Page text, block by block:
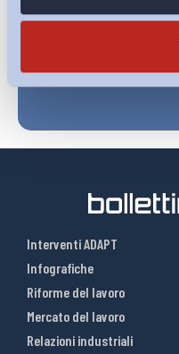
Interventi ADAPT
Infografiche
Riforme del lavoro
Mercato del lavoro
Relazioni industriali